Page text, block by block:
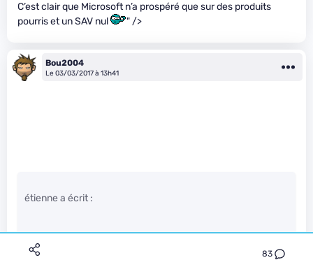
83
C’est clair que Microsoft n’a prospéré que sur des produits
pourris et un SAV nul
" />
Bou2004
Le 03/03/2017 à 13h41
étienne a écrit :
pour le perso j’ai un hubic avec 100Go, même si le débit est
pas topissime